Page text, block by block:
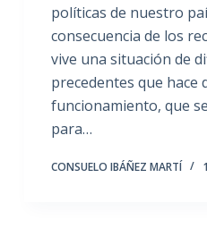
políticas de nuestro
consecuencia de los
vive una situación de
precedentes que hace
funcionamiento, que
para…
CONSUELO IBÁÑEZ MARTÍ